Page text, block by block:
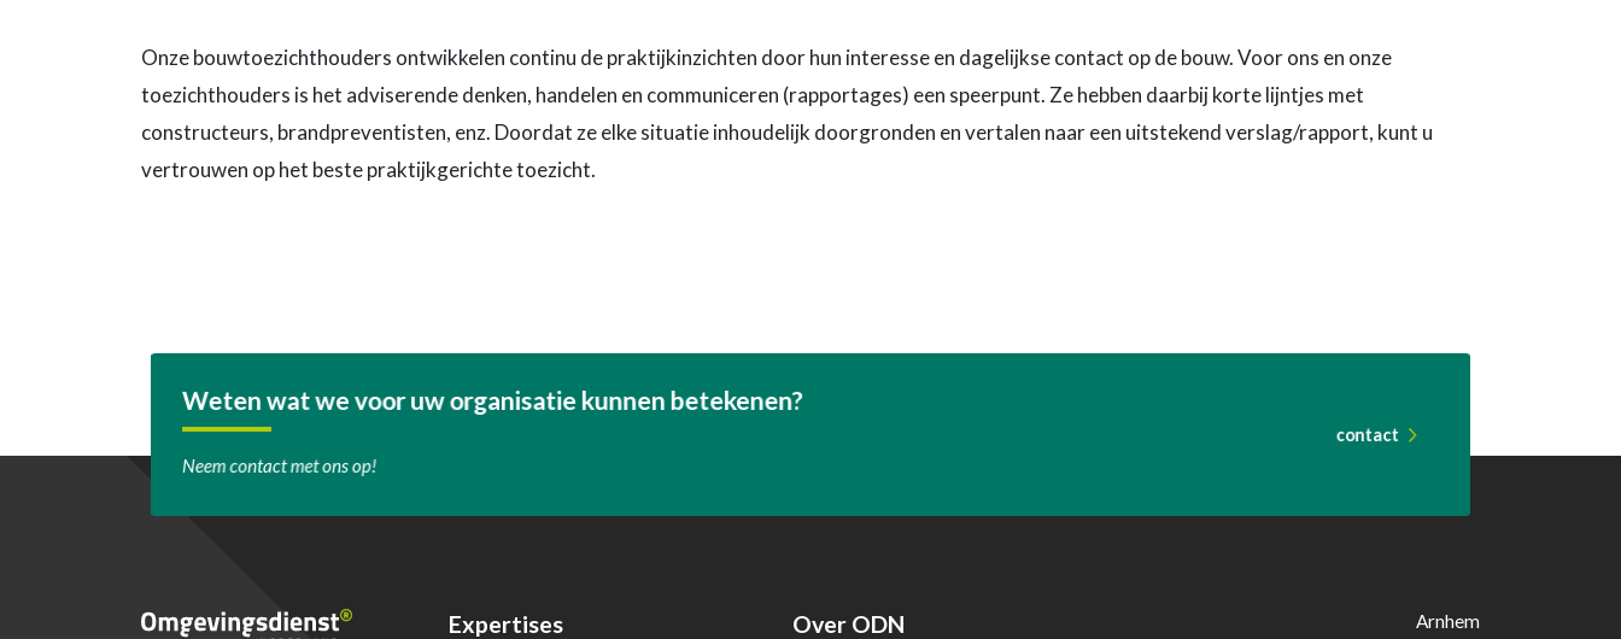
Onze bouwtoezichthouders ontwikkelen continu de praktijkinzichten door hun interesse en dagelijkse contact op de bouw. Voor ons en onze
toezichthouders is het adviserende denken, handelen en communiceren (rapportages) een speerpunt. Ze hebben daarbij korte lijntjes met
constructeurs, brandpreventisten, enz. Doordat ze elke situatie inhoudelijk doorgronden en vertalen naar een uitstekend verslag/rapport, kunt u
vertrouwen op het beste praktijkgerichte toezicht.
Weten wat we voor uw organisatie kunnen betekenen?
Neem contact met ons op!
contact
Expertises Over ODN
Arnhem